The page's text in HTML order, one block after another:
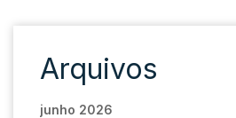
Arquivos
junho 2026